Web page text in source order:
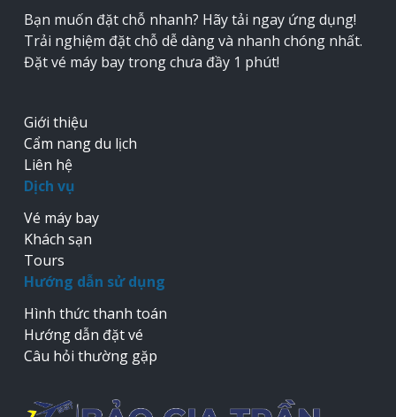
Bạn muốn đặt chỗ nhanh? Hãy tải ngay ứng dụng!
Trải nghiệm đặt chỗ dễ dàng và nhanh chóng nhất.
Đặt vé máy bay trong chưa đầy 1 phút!
Giới thiệu
Cẩm nang du lịch
Liên hệ
Dịch vụ
Vé máy bay
Khách sạn
Tours
Hướng dẫn sử dụng
Hình thức thanh toán
Hướng dẫn đặt vé
Câu hỏi thường gặp